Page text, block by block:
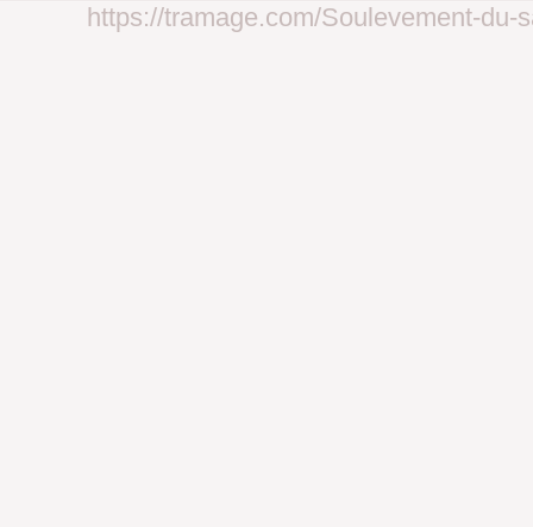
https://tramage.com/Soulevement-